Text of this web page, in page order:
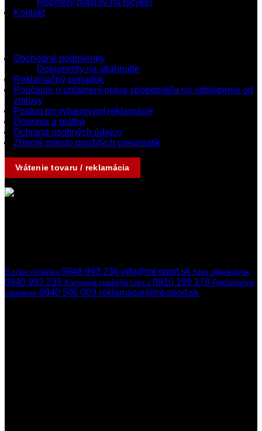
Kontakt
Obchodné podmienky
Dokumenty na stiahnutie
Reklamačný poriadok
Poučenie o uplatnení práva spotrebiteľa na odstúpenie od
zmluvy
Postup pri vybavovaní reklamácie
Doprava a platba
Ochrana osobných údajov
Zberné miesto použitých pneumatík
Vrátenie tovaru / reklamácia
E-shop infolinka 0948 993 236 info@mt-sport.sk Stav objednávok
0940 993 236 Kamenná predajňa Lokca 0910 199 178 Reklamačné
oddelenie 0940 506 003 reklamacie@mt-sport.sk